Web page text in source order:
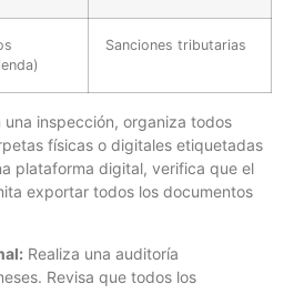
Sanciones tributarias
inspección, organiza todos
físicas o digitales etiquetadas
plataforma digital, verifica que el
exportar todos los documentos
Realiza una auditoría
Revisa que todos los